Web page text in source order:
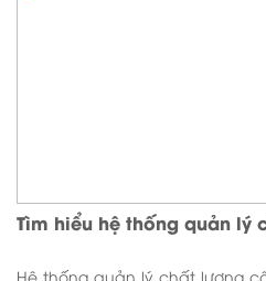
Tìm hiểu hệ thống quản lý
Hệ thống quản lý chất lượng